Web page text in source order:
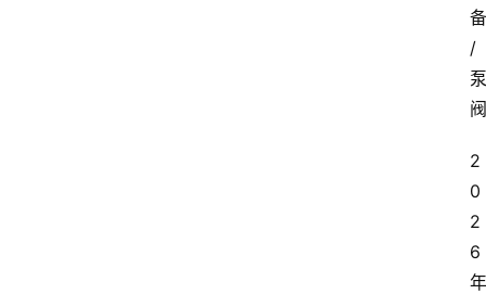
备
/
泵
阀
2
0
2
6
年